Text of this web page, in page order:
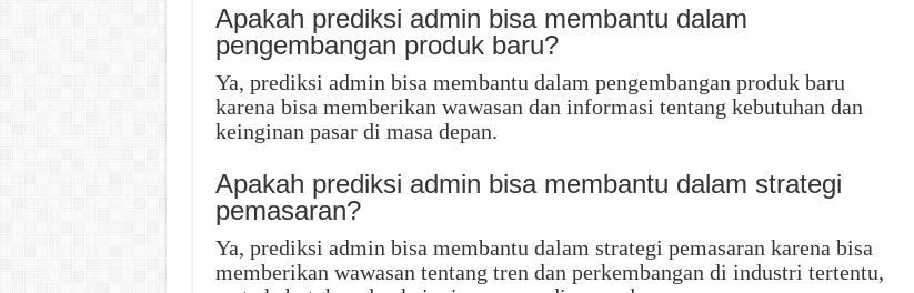
Apakah prediksi admin bisa membantu dalam
pengembangan produk baru?
Ya, prediksi admin bisa membantu dalam pengembangan produk baru
karena bisa memberikan wawasan dan informasi tentang kebutuhan dan
keinginan pasar di masa depan.
Apakah prediksi admin bisa membantu dalam strategi
pemasaran?
Ya, prediksi admin bisa membantu dalam strategi pemasaran karena bisa
memberikan wawasan tentang tren dan perkembangan di industri tertentu,